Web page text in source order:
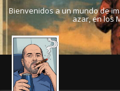
Bienvenidos a un mundo de
azar, en los